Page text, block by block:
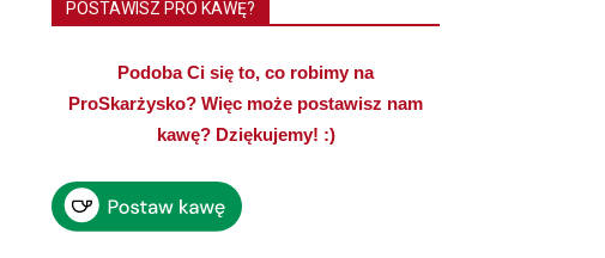
POSTAWISZ PRO KAWĘ?
Podoba Ci się to, co robimy na
ProSkarżysko? Więc może postawisz nam
kawę? Dziękujemy! :)